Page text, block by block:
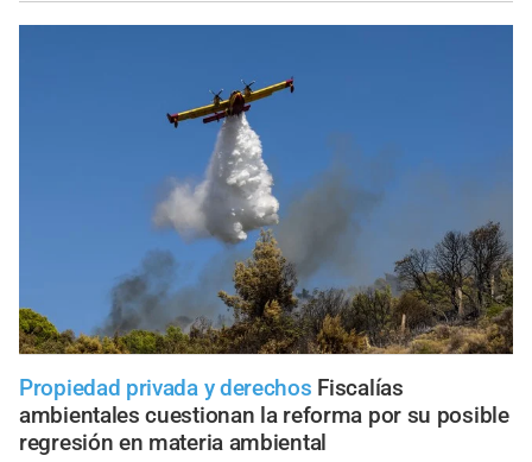
Propiedad privada y derechos Fiscalías
ambientales cuestionan la reforma por su posible
regresión en materia ambiental